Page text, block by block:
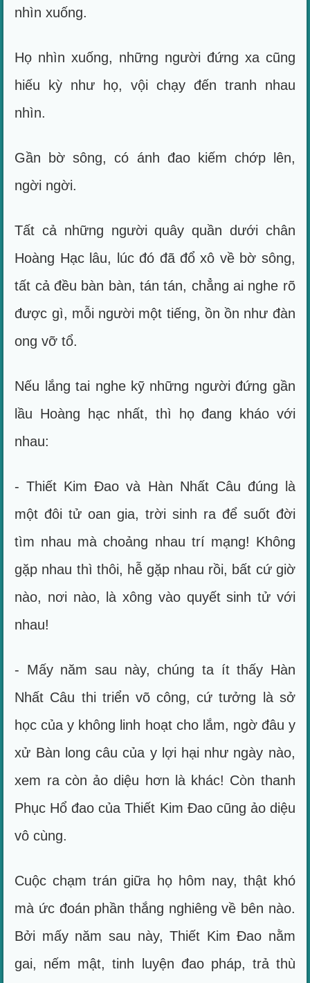
nhìn xuống.
Họ nhìn xuống, những người đứng xa cũng
hiếu kỳ như họ, vội chạy đến tranh nhau
nhìn.
Gần bờ sông, có ánh đao kiếm chớp lên,
ngời ngời.
Tất cả những người quây quần dưới chân
Hoàng Hạc lâu, lúc đó đã đổ xô về bờ sông,
tất cả đều bàn bàn, tán tán, chẳng ai nghe rõ
được gì, mỗi người một tiếng, ồn ồn như đàn
ong vỡ tổ.
Nếu lắng tai nghe kỹ những người đứng gần
lầu Hoàng hạc nhất, thì họ đang kháo với
nhau:
- Thiết Kim Đao và Hàn Nhất Câu đúng là
một đôi tử oan gia, trời sinh ra để suốt đời
tìm nhau mà choảng nhau trí mạng! Không
gặp nhau thì thôi, hễ gặp nhau rồi, bất cứ giờ
nào, nơi nào, là xông vào quyết sinh tử với
nhau!
- Mấy năm sau này, chúng ta ít thấy Hàn
Nhất Câu thi triển võ công, cứ tưởng là sở
học của y không linh hoạt cho lắm, ngờ đâu y
xử Bàn long câu của y lợi hại như ngày nào,
xem ra còn ảo diệu hơn là khác! Còn thanh
Phục Hổ đao của Thiết Kim Đao cũng ảo diệu
vô cùng.
Cuộc chạm trán giữa họ hôm nay, thật khó
mà ức đoán phần thắng nghiêng về bên nào.
Bởi mấy năm sau này, Thiết Kim Đao nằm
gai, nếm mật, tinh luyện đao pháp, trả thù